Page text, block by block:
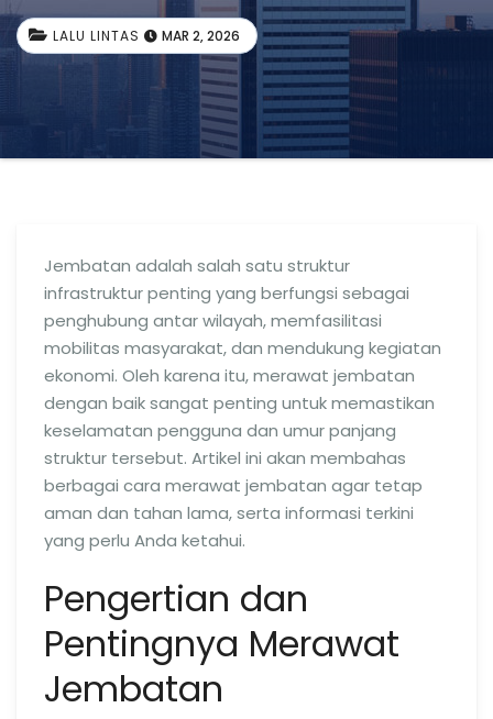
LALU LINTAS MAR 2, 2026
Jembatan adalah salah satu struktur
infrastruktur penting yang berfungsi sebagai
penghubung antar wilayah, memfasilitasi
mobilitas masyarakat, dan mendukung kegiatan
ekonomi. Oleh karena itu, merawat jembatan
dengan baik sangat penting untuk memastikan
keselamatan pengguna dan umur panjang
struktur tersebut. Artikel ini akan membahas
berbagai cara merawat jembatan agar tetap
aman dan tahan lama, serta informasi terkini
yang perlu Anda ketahui.
Pengertian dan
Pentingnya Merawat
Jembatan